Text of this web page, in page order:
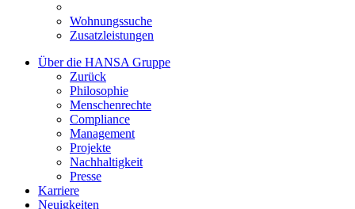
Wohnungssuche
Zusatzleistungen
Über die HANSA Gruppe
Zurück
Philosophie
Menschenrechte
Compliance
Management
Projekte
Nachhaltigkeit
Presse
Karriere
Neuigkeiten